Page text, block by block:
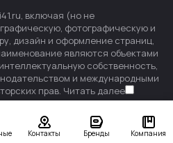
Контакты Бренды Компания
включая (но не
фотографическую и
дизайн и оформление страниц,
являются объектами
собственность,
и международными
прав. Читать далее